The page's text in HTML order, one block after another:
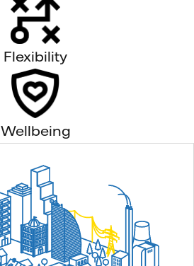
Flexibility
Wellbeing